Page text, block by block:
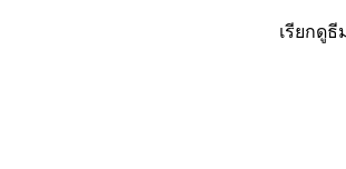
เรียกดูธี